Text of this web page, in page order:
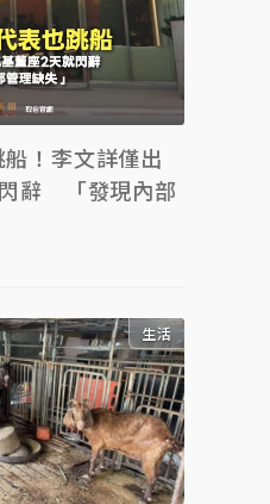
！李文詳僅出
辭 「發現內部
生活